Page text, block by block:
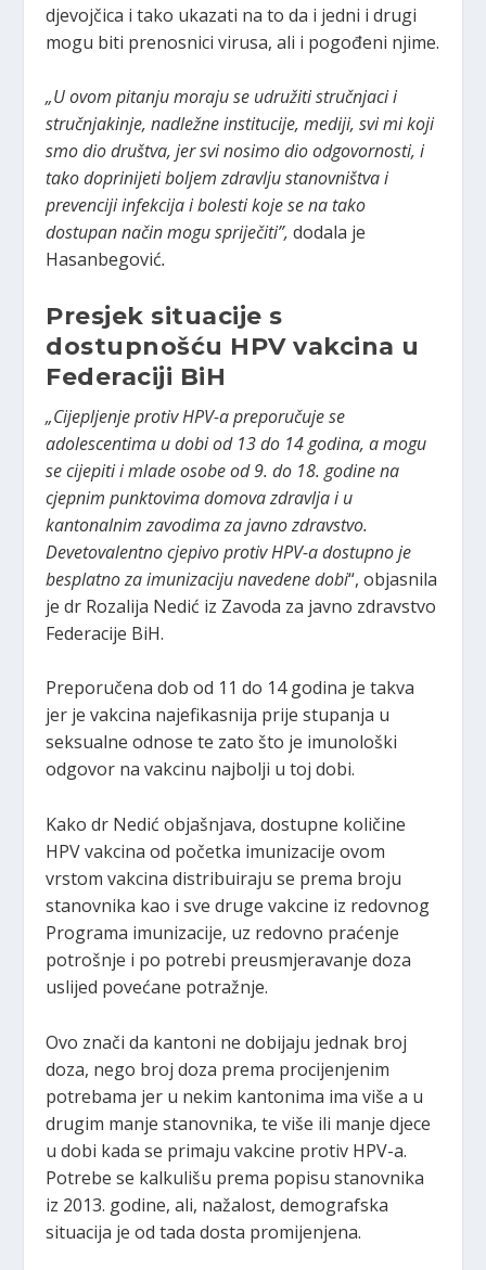
djevojčica i tako ukazati na to da i jedni i drugi
mogu biti prenosnici virusa, ali i pogođeni njime.
„U ovom pitanju moraju se udružiti stručnjaci i
stručnjakinje, nadležne institucije, mediji, svi mi koji
smo dio društva, jer svi nosimo dio odgovornosti, i
tako doprinijeti boljem zdravlju stanovništva i
prevenciji infekcija i bolesti koje se na tako
dostupan način mogu spriječiti”,dodala je
Hasanbegović.
Presjek situacije s
dostupnošću HPV vakcina u
Federaciji BiH
„Cijepljenje protiv HPV-a preporučuje se
adolescentima u dobi od 13 do 14 godina, a mogu
se cijepiti i mlade osobe od 9. do 18. godine na
cjepnim punktovima domova zdravlja i u
kantonalnim zavodima za javno zdravstvo.
Devetovalentno cjepivo protiv HPV-a dostupno je
besplatno za imunizaciju navedene dobi“, objasnila
je dr Rozalija Nedić iz Zavoda za javno zdravstvo
Federacije BiH.
Preporučena dob od 11 do 14 godina je takva
jer je vakcina najefikasnija prije stupanja u
seksualne odnose te zato što je imunološki
odgovor na vakcinu najbolji u toj dobi.
Kako dr Nedić objašnjava, dostupne količine
HPV vakcina od početka imunizacije ovom
vrstom vakcina distribuiraju se prema broju
stanovnika kao i sve druge vakcine iz redovnog
Programa imunizacije, uz redovno praćenje
potrošnje i po potrebi preusmjeravanje doza
uslijed povećane potražnje.
Ovo znači da kantoni ne dobijaju jednak broj
doza, nego broj doza prema procijenjenim
potrebama jer u nekim kantonima ima više a u
drugim manje stanovnika, te više ili manje djece
u dobi kada se primaju vakcine protiv HPV-a.
Potrebe se kalkulišu prema popisu stanovnika
iz 2013. godine, ali, nažalost, demografska
situacija je od tada dosta promijenjena.